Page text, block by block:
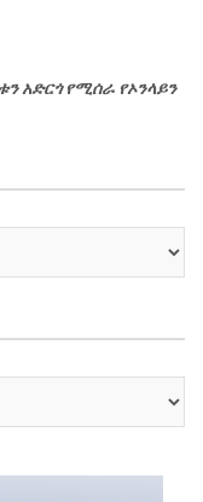
አድርጎ የሚሰራ የኦንላይን